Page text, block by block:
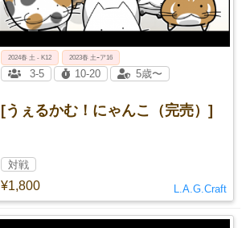
[うぇるかむ！にゃんこ（完売）]
¥1,800
2024春 土 - K12 2023春 土ｰア16
3-5 10-20 5歳〜
対戦
L.A.G.Craft